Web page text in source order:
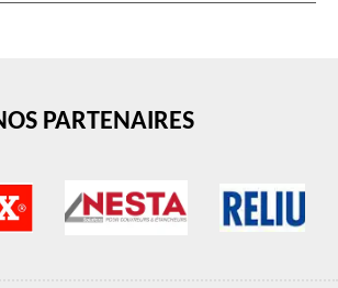
PARTENAIRES